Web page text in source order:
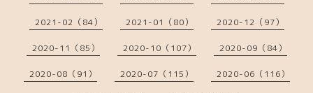
2021-02（84） 2021-01（80） 2020-12（97）
2020-11（85） 2020-10（107） 2020-09（84）
2020-08（91） 2020-07（115） 2020-06（116）